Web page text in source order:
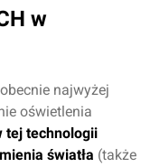
w
najwyżej
oświetlenia
tej technologii
światła (także